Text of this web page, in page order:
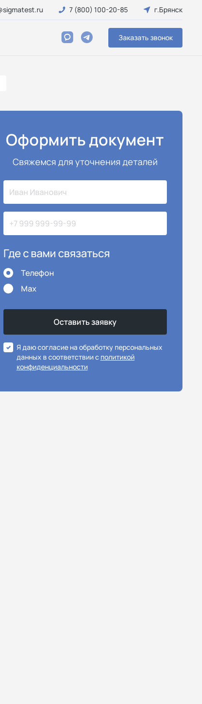
7 (800) 100-20-85 г.Брянск
Заказать звонок
Оформить документ
Свяжемся для уточнения деталей
Где с вами связаться
Телефон
Max
Я даю согласие на обработку персональных
данных в соответствии с политикой
конфиденциальности